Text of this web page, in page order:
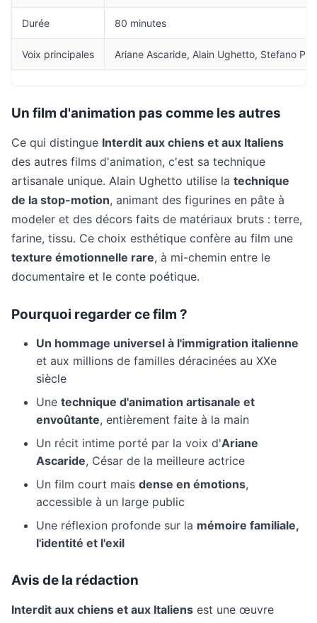
Durée 80 minutes
Voix principales Ariane Ascaride, Alain Ughetto, Stefano
Un film d'animation pas comme les autres
Ce qui distingue Interdit aux chiens et aux Italiens
des autres films d'animation, c'est sa technique
artisanale unique. Alain Ughetto utilise la technique
de la stop-motion, animant des figurines en pâte à
modeler et des décors faits de matériaux bruts : terre,
farine, tissu. Ce choix esthétique confère au film une
texture émotionnelle rare, à mi-chemin entre le
documentaire et le conte poétique.
Pourquoi regarder ce film ?
Un hommage universel à l'immigration italienne
et aux millions de familles déracinées au XXe
siècle
Une technique d'animation artisanale et
envoûtante, entièrement faite à la main
Un récit intime porté par la voix d'Ariane
Ascaride, César de la meilleure actrice
Un film court mais dense en émotions,
accessible à un large public
Une réflexion profonde sur la mémoire familiale,
l'identité et l'exil
Avis de la rédaction
Interdit aux chiens et aux Italiens est une œuvre